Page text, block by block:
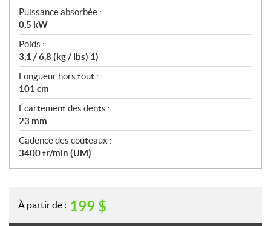
Puissance absorbée :
0,5 kW
Poids :
3,1 / 6,8 (kg / lbs) 1)
Longueur hors tout :
101 cm
Écartement des dents :
23 mm
Cadence des couteaux :
3400 tr/min (UM)
À partir de : 199 $